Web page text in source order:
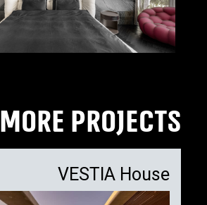
MORE PROJECTS
VESTIA House